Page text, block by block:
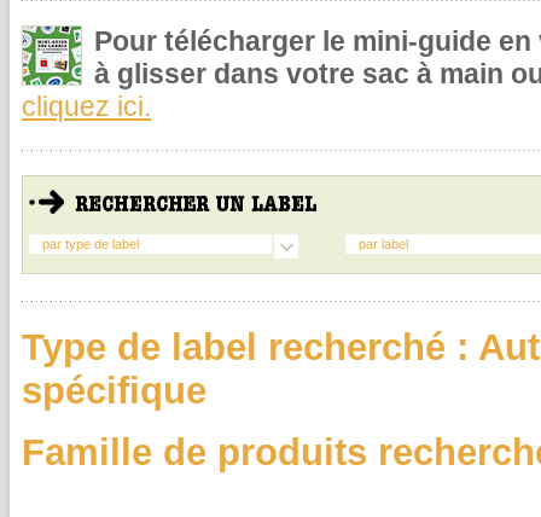
Pour télécharger le mini-guide
à glisser dans votre sac à main
cliquez ici.
par type de label par label
Type de label recherché :
spécifique
Famille de produits